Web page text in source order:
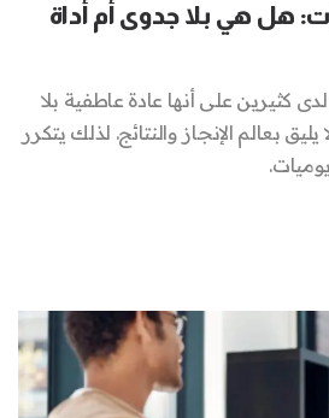
هل هي بلا جدوى أم أداة
كثيرين على أنها عادة عاطفية بلا
بعالم الإنجاز والنتائج. لذلك يتكرر
يوميات.